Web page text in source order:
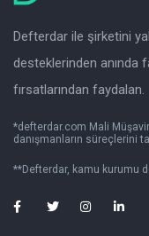
Defterdar ile şirketini
desteklerinden anında
fırsatlarından faydalan.
*defterdar.com Mali
danışmanların süreçlerini
**Defterdar, kamu kurumu